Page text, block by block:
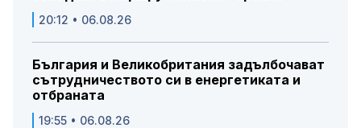
20:12 • 06.08.26
България и Великобритания задълбочават
сътрудничеството си в енергетиката и
отбраната
19:55 • 06.08.26